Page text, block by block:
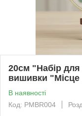
20см "Набір
вишивки
В наявності
Код: PMBR004